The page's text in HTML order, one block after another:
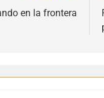
en la frontera